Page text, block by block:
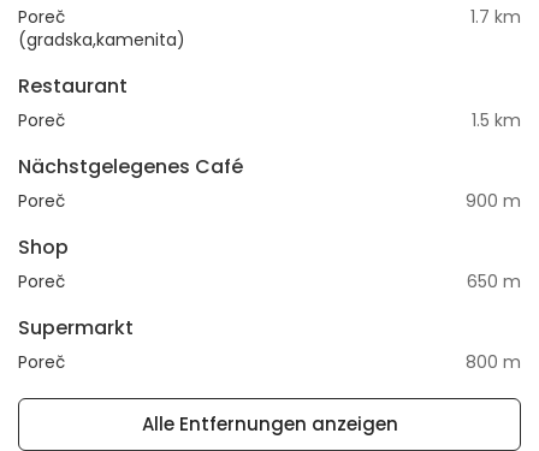
Poreč
(gradska,kamenita)
1.7 km
Restaurant
Poreč 1.5 km
Nächstgelegenes Café
Poreč 900 m
Shop
Poreč 650 m
Supermarkt
Poreč 800 m
Alle Entfernungen anzeigen